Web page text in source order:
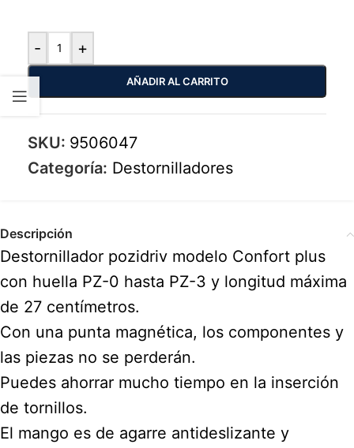
- +
AÑADIR AL CARRITO
SKU: 9506047
Categoría: Destornilladores
Descripción
Destornillador pozidriv modelo Confort plus
con huella PZ-0 hasta PZ-3 y longitud máxima
de 27 centímetros.
Con una punta magnética, los componentes y
las piezas no se perderán.
Puedes ahorrar mucho tiempo en la inserción
de tornillos.
El mango es de agarre antideslizante y